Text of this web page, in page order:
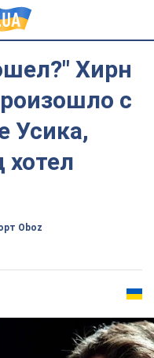
Хирн
с
Усика,
хотел
Oboz